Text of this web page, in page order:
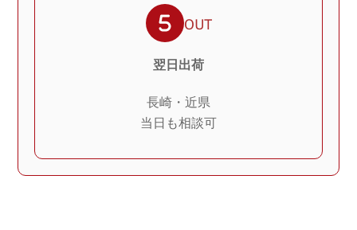
OUT
翌日出荷
長崎・近県
当日も相談可